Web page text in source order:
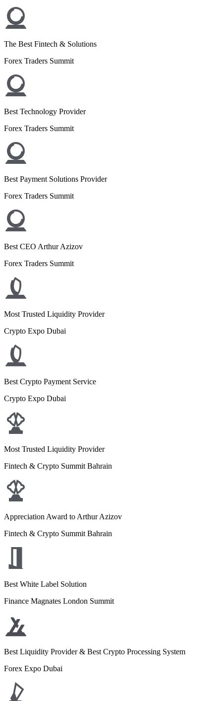
The Best Fintech & Solutions
Forex Traders Summit
Best Technology Provider
Forex Traders Summit
Best Payment Solutions Provider
Forex Traders Summit
Best CEO Arthur Azizov
Forex Traders Summit
Most Trusted Liquidity Provider
Crypto Expo Dubai
Best Crypto Payment Service
Crypto Expo Dubai
Most Trusted Liquidity Provider
Fintech & Crypto Summit Bahrain
Appreciation Award to Arthur Azizov
Fintech & Crypto Summit Bahrain
Best White Label Solution
Finance Magnates London Summit
Best Liquidity Provider & Best Crypto Processing System
Forex Expo Dubai